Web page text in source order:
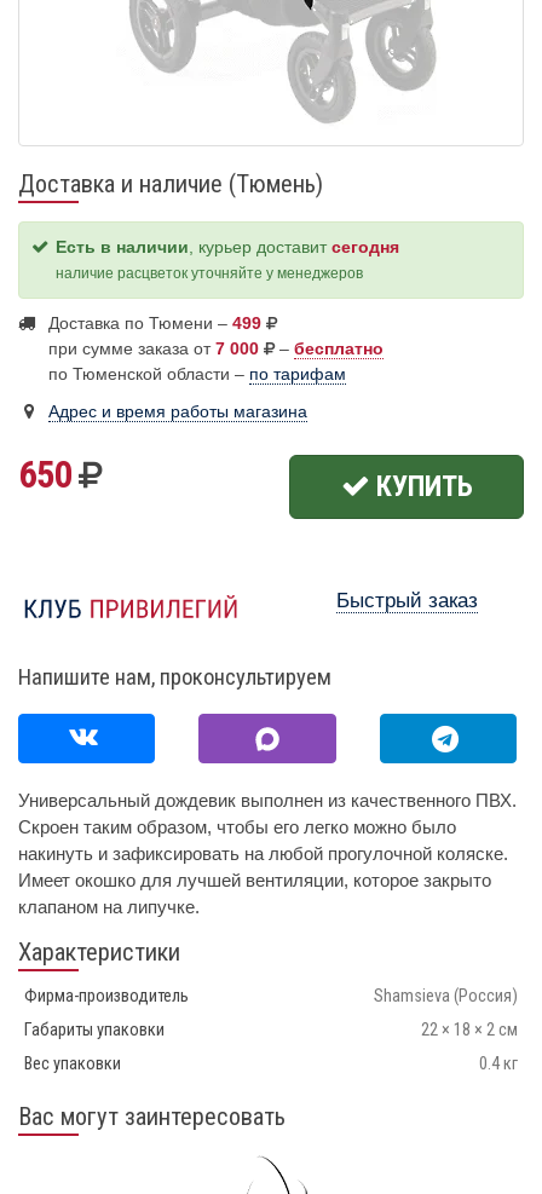
Доставка и наличие (Тюмень)
Есть в наличии , курьер доставитсегодня
наличие расцветок уточняйте у менеджеров
Доставка по Тюмени – 499
при сумме заказа от7 000 – бесплатно
по Тюменской области – по тарифам
Адрес и время работы магазина
650 КУПИТЬ
Быстрый заказ
Напишите нам, проконсультируем
Универсальный дождевик выполнен из качественного ПВХ.
Скроен таким образом, чтобы его легко можно было
накинуть и зафиксировать на любой прогулочной коляске.
Имеет окошко для лучшей вентиляции, которое закрыто
клапаном на липучке.
Характеристики
Фирма-производитель Shamsieva (Россия)
Габариты упаковки
22 × 18 × 2 см
Вес упаковки
0.4 кг
Вас могут заинтересовать